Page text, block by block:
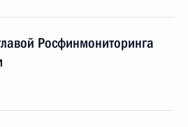
Росфинмониторинга